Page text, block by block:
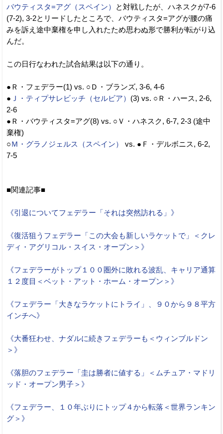
バウティスタ=アグ（スペイン）
と対戦したが、ハネスクが7-6
(7-2), 3-2とリードしたところで、バウティスタ=アグが腰の痛
みを訴え途中棄権を申し入れたため思わぬ形で勝利が転がり込
んだ。
この日行なわれた試合結果は以下の通り。
●Ｒ・フェデラー(1) vs. ○Ｄ・ブランズ, 3-6, 4-6
● Ｊ・ティプサレビッチ（セルビア） (3) vs. ○Ｒ・ハース, 2-6,
2-6
●Ｒ・バウティスタ=アグ(8) vs. ○Ｖ・ハネスク, 6-7, 2-3 (途中
棄権)
○Ｍ・グラノジェルス（スペイン）
vs. ●Ｆ・デルボニス, 6-2,
7-5
■関連記事■
《引退についてフェデラー「それは突然訪れる」》
《復活狙うフェデラー「この大会も新しいラケットで」＜クレ
ディ・アグリコル・スイス・オープン＞》
《フェデラーがトップ１００圏外に敗れる波乱、キャリア通算
１２度目＜ベット・アット・ホーム・オープン＞》
《フェデラー「大きなラケットにトライ」、９０から９８平方
インチへ》
《大番狂わせ、ナダルに続きフェデラーも＜ウィンブルドン
＞》
《落胆のフェデラー「圭は勝者に値する」＜ムチュア・マドリ
ッド・オープン男子＞》
《フェデラー、１０年ぶりにトップ４から転落＜世界ランキン
グ＞》